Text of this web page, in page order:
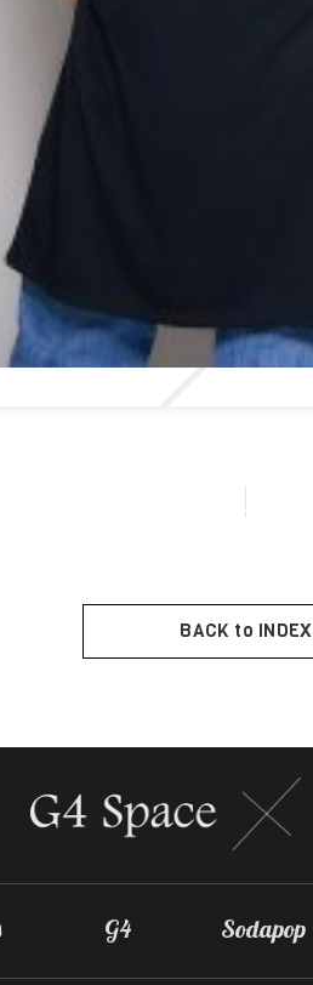
BACK to INDEX
G4 Sodapop